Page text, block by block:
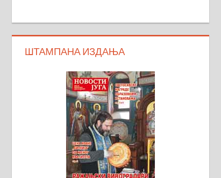
ШТАМПАНА ИЗДАЊА